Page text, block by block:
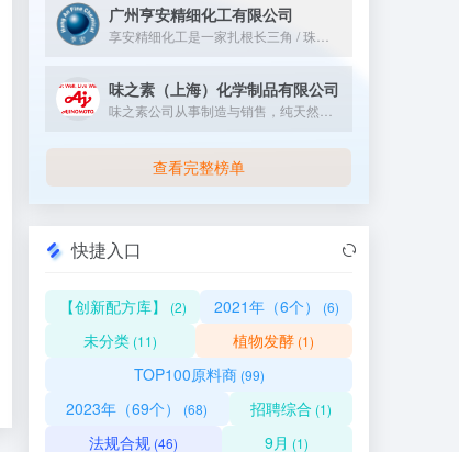
广州亨安精细化工有限公司
味之素（上海）化学制品有限公司
查看完整榜单
快捷入口
【创新配方库】 (2) 2021年（6个） (6)
未分类(11) 植物发酵 (1)
TOP100原料商(99)
2023年（69个） (68) 招聘综合 (1)
法规合规(46) 9月 (1)